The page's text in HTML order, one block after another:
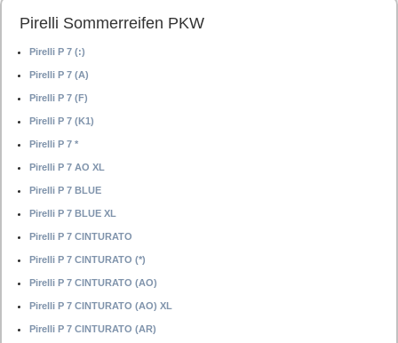
Pirelli Sommerreifen PKW
Pirelli P 7 (:)
Pirelli P 7 (A)
Pirelli P 7 (F)
Pirelli P 7 (K1)
Pirelli P 7 *
Pirelli P 7 AO XL
Pirelli P 7 BLUE
Pirelli P 7 BLUE XL
Pirelli P 7 CINTURATO
Pirelli P 7 CINTURATO (*)
Pirelli P 7 CINTURATO (AO)
Pirelli P 7 CINTURATO (AO) XL
Pirelli P 7 CINTURATO (AR)